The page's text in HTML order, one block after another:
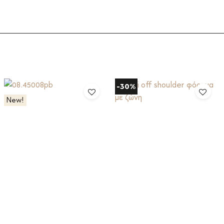
New!
-30%